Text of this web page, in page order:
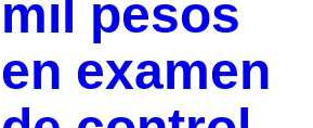
mil pesos
en examen